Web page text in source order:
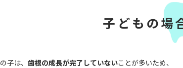
子どもの場
子は、 歯根の成長が完了していないことが多いため、